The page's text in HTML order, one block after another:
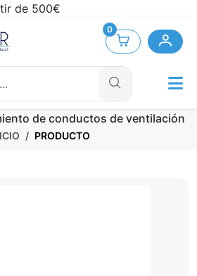
de 500€
0
de conductos de ventilación
PRODUCTO